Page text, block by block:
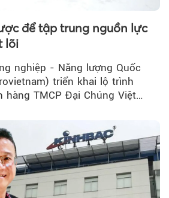
để tập trung nguồn lực
lõi
nghiệp - Năng lượng Quốc
triển khai lộ trình
hàng TMCP Đại Chúng Việt